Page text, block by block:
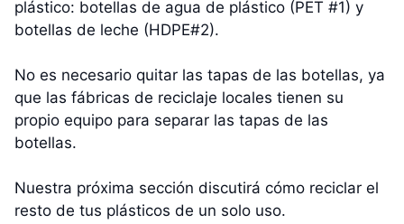
plástico: botellas de agua de plástico (PET #1) y
botellas de leche (HDPE#2).
No es necesario quitar las tapas de las botellas, ya
que las fábricas de reciclaje locales tienen su
propio equipo para separar las tapas de las
botellas.
Nuestra próxima sección discutirá cómo reciclar el
resto de tus plásticos de un solo uso.